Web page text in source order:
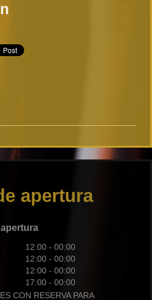
apertura
12:00 - 00:00
12:00 - 00:00
12:00 - 00:00
17:00 - 00:00
CON RESERVA PARA